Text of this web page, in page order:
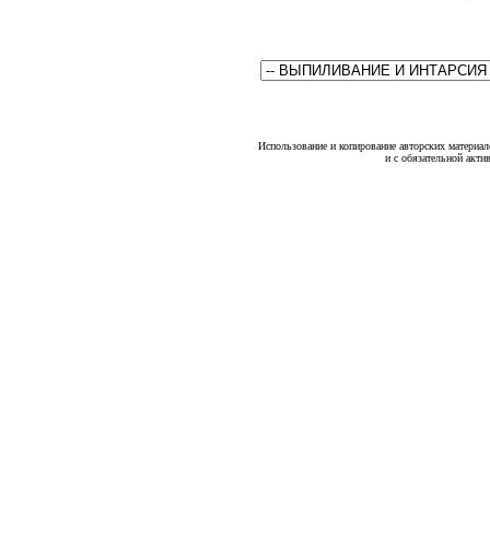
Использование и копирование авторских
и с обязательной